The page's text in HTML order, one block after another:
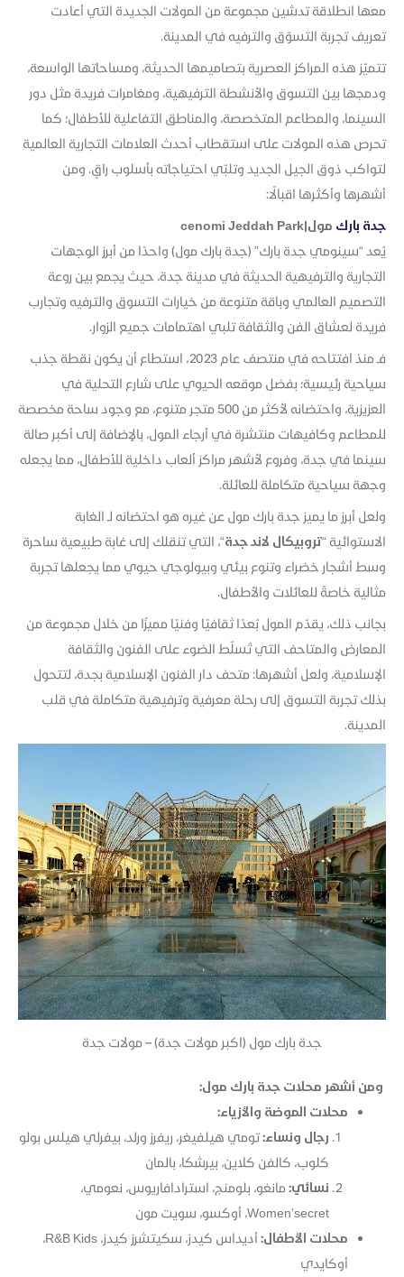
معها انطلاقة تدشين مجموعة من المولات الجديدة التي أعادت
تعريف تجربة التسوّق والترفيه في المدينة.
تتميّز هذه المراكز العصرية بتصاميمها الحديثة، ومساحاتها الواسعة،
ودمجها بين التسوق والأنشطة الترفيهية، ومغامرات فريدة مثل دور
السينما، والمطاعم المتخصصة، والمناطق التفاعلية للأطفال؛ كما
تحرص هذه المولات على استقطاب أحدث العلامات التجارية العالمية
لتواكب ذوق الجيل الجديد وتلبّي احتياجاته بأسلوب راقٍ. ومن
أشهرها وأكثرها اقبالًا:
جدة بارك مول|cenomi Jeddah Park
يُعد “سينومي جدة بارك” (جدة بارك مول) واحدًا من أبرز الوجهات
التجارية والترفيهية الحديثة في مدينة جدة، حيث يجمع بين روعة
التصميم العالمي وباقة متنوعة من خيارات التسوق والترفيه وتجارب
فريدة لعشاق الفن والثقافة تلبي اهتمامات جميع الزوار.
فـ منذ افتتاحه في منتصف عام 2023، استطاع أن يكون نقطة جذب
سياحية رئيسية؛ بفضل موقعه الحيوي على شارع التحلية في
العزيزية، واحتضانه لأكثر من 500 متجر متنوع، مع وجود ساحة مخصصة
للمطاعم وكافيهات منتشرة في أرجاء المول، بالإضافة إلى أكبر صالة
سينما في جدة، وفروع لأشهر مراكز ألعاب داخلية للأطفال، مما يجعله
وجهة سياحية متكاملة للعائلة.
ولعل أبرز ما يميز جدة بارك مول عن غيره هو احتضانه لـ الغابة
الاستوائية “تروبيكال لاند جدة“، التي تنقلك إلى غابة طبيعية ساحرة
وسط أشجار خضراء وتنوع بيئي وبيولوجي حيوي مما يجعلها تجربة
مثالية خاصةً للعائلات والأطفال.
بجانب ذلك، يقدّم المول بُعدًا ثقافيًا وفنيًا مميزًا من خلال مجموعة من
المعارض والمتاحف التي تُسلّط الضوء على الفنون والثقافة
الإسلامية، ولعل أشهرها: متحف دار الفنون الإسلامية بجدة، لتتحول
بذلك تجربة التسوق إلى رحلة معرفية وترفيهية متكاملة في قلب
المدينة.
جدة بارك مول (اكبر مولات جدة) – مولات جدة
ومن أشهر محلات جدة بارك مول:
محلات الموضة والأزياء:
رجال ونساء:تومي هيلفيغر، ريفرز ورلد، بيفرلي هيلس بولو
كلوب، كالفن كلاين، بيرشكا، بالمان
نسائي: مانغو، بلومنج، استرادافاريوس، نعومي،
Women’secret، أوكسو، سويت مون
محلات الأطفال:
أديداس كيدز، سكيتشرز كيدز، R&B Kids،
أوكايدي